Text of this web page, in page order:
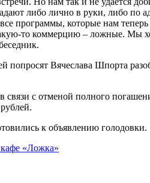
либо лично в руки, либо по
программы, которые нам
то коммерцию – ложные. Мы
Вячеслава Шпорта
с отменой полного
к объявлению голодовки.
«Ложка»